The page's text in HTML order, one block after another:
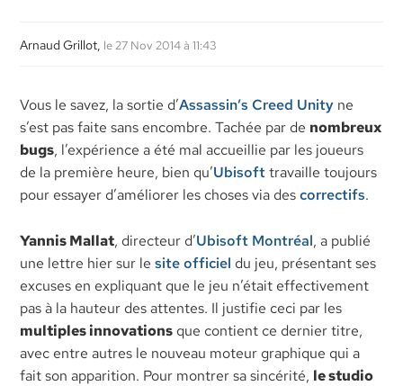
Arnaud Grillot, le 27 Nov 2014 à 11:43
Vous le savez, la sortie d’Assassin’s Creed Unity ne
s’est pas faite sans encombre. Tachée par de nombreux
bugs, l’expérience a été mal accueillie par les joueurs
de la première heure, bien qu’Ubisofttravaille toujours
pour essayer d’améliorer les choses via descorrectifs.
Yannis Mallat, directeur d’Ubisoft Montréal, a publié
une lettre hier sur lesite officiel du jeu, présentant ses
excuses en expliquant que le jeu n’était effectivement
pas à la hauteur des attentes. Il justifie ceci par les
multiples innovations que contient ce dernier titre,
avec entre autres le nouveau moteur graphique qui a
fait son apparition. Pour montrer sa sincérité, le studio